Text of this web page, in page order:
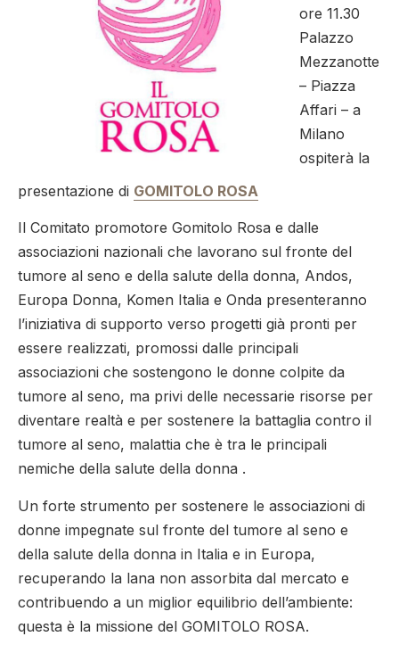
ore 11.30
Palazzo
Mezzanotte
– Piazza
Affari – a
Milano
ospiterà la
presentazione di GOMITOLO ROSA
Il Comitato promotore Gomitolo Rosa e dalle
associazioni nazionali che lavorano sul fronte del
tumore al seno e della salute della donna, Andos,
Europa Donna, Komen Italia e Onda presenteranno
l’iniziativa di supporto verso progetti già pronti per
essere realizzati, promossi dalle principali
associazioni che sostengono le donne colpite da
tumore al seno, ma privi delle necessarie risorse per
diventare realtà e per sostenere la battaglia contro il
tumore al seno, malattia che è tra le principali
nemiche della salute della donna .
Un forte strumento per sostenere le associazioni di
donne impegnate sul fronte del tumore al seno e
della salute della donna in Italia e in Europa,
recuperando la lana non assorbita dal mercato e
contribuendo a un miglior equilibrio dell’ambiente:
questa è la missione del GOMITOLO ROSA.